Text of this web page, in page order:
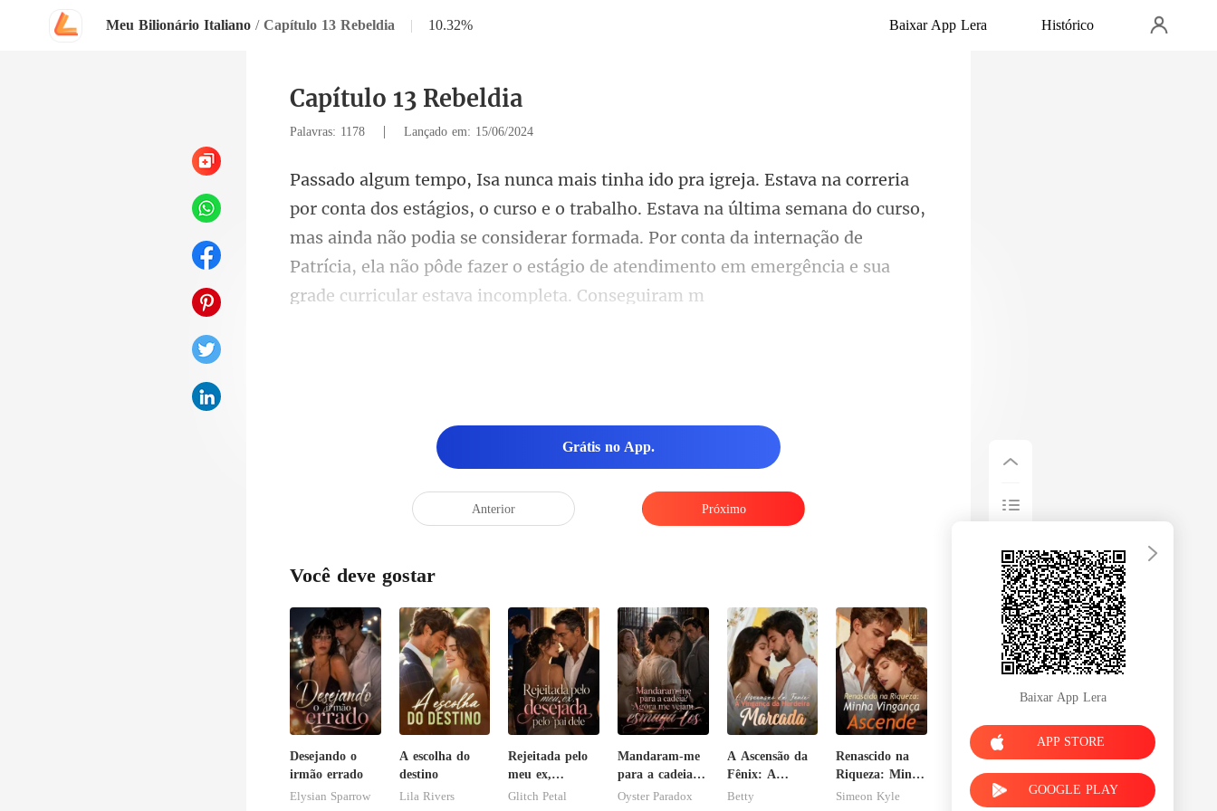
Meu Bilionário Italiano / Capítulo 13 Rebeldia | 10.32% Baixar App Lera Histórico
Capítulo 13 Rebeldia
Palavras: 1178 | Lançado em: 15/06/2024
balho. Estava na última semana do curso,
mas ainda não podia se considerar formada. Por conta da internação de
Patrí
Grátis no App.
Anterior Próximo
Você deve gostar
Desejando o
irmão errado
Elysian Sparrow
A escolha do
destino
Lila Rivers
Rejeitada pelo
meu ex,
desejada pelo
Glitch Petal
Mandaram-me
para a cadeia?
Agora me
Oyster Paradox
A Ascensão da
Fênix: A
Vingança da
Betty
Renascido na
Riqueza: Minha
Vingança
Simeon Kyle
Baixar App Lera
APP STORE
GOOGLE PLAY